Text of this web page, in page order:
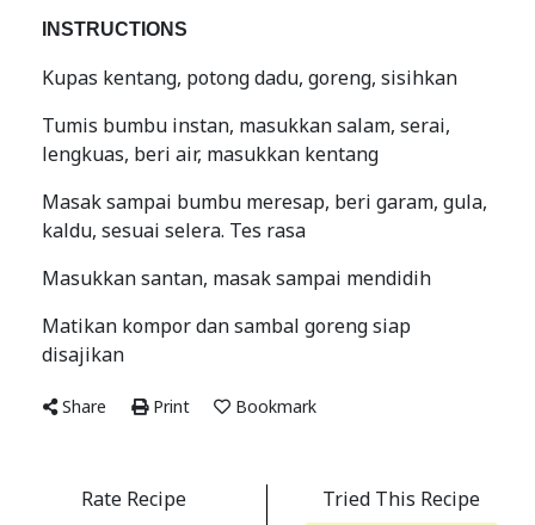
INSTRUCTIONS
Kupas kentang, potong dadu, goreng, sisihkan
Tumis bumbu instan, masukkan salam, serai,
lengkuas, beri air, masukkan kentang
Masak sampai bumbu meresap, beri garam, gula,
kaldu, sesuai selera. Tes rasa
Masukkan santan, masak sampai mendidih
Matikan kompor dan sambal goreng siap
disajikan
Share Print Bookmark
Rate Recipe
Tried This Recipe